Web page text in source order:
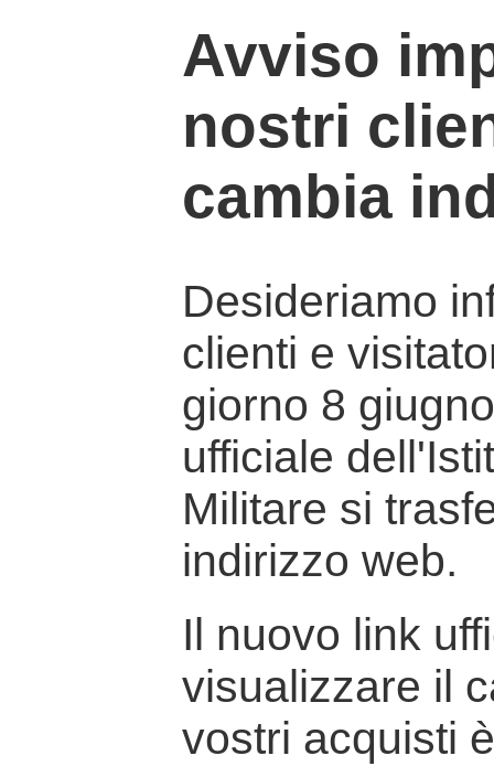
Avviso
nostri
cambia
Desideriamo
clienti e
giorno 8
ufficiale
Militare si
indirizzo web.
Il nuovo link
visualizzare il
vostri acquisti